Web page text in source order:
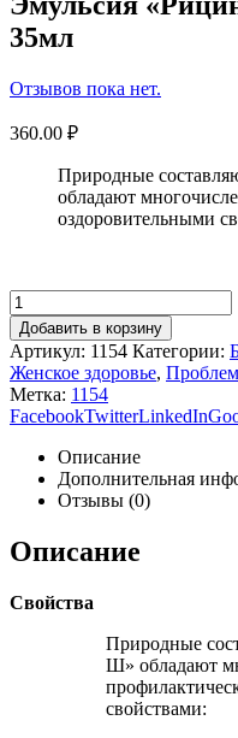
35мл
Отзывов пока нет.
360.00 ₽
Природные
обладают
оздоровительными
Добавить в корзину
Артикул: 1154 Категории:
Женское здоровье,
Метка: 1154
FacebookTwitterLinkedIn
Описание
Дополнительная
Отзывы (0)
Описание
Свойства
Природные
Ш» обладают
свойствами: